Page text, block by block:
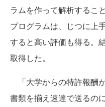
ラムを作って解析するこ
プログラムは、じつに上
すると高い評価も得る。
取得した。
「大学からの特許報酬が
書類を揃え速達で送るの